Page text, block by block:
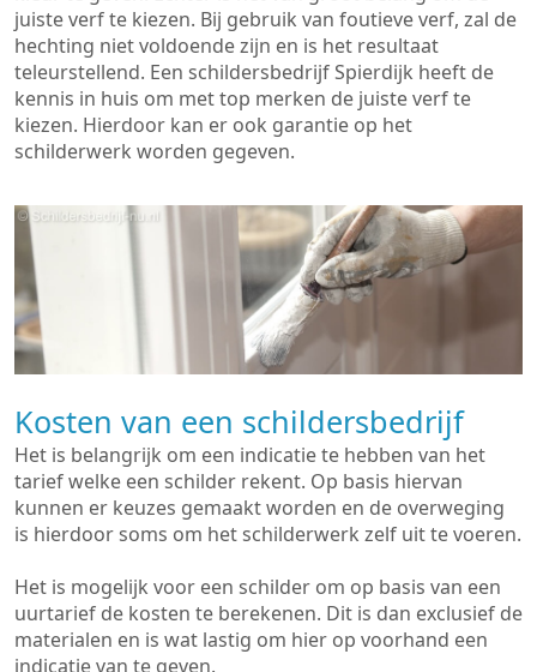
juiste verf te kiezen. Bij gebruik van foutieve verf, zal de
hechting niet voldoende zijn en is het resultaat
teleurstellend. Een schildersbedrijf Spierdijk heeft de
kennis in huis om met top merken de juiste verf te
kiezen. Hierdoor kan er ook garantie op het
schilderwerk worden gegeven.
Kosten van een schildersbedrijf
Het is belangrijk om een indicatie te hebben van het
tarief welke een schilder rekent. Op basis hiervan
kunnen er keuzes gemaakt worden en de overweging
is hierdoor soms om het schilderwerk zelf uit te voeren.
Het is mogelijk voor een schilder om op basis van een
uurtarief de kosten te berekenen. Dit is dan exclusief de
materialen en is wat lastig om hier op voorhand een
indicatie van te geven.